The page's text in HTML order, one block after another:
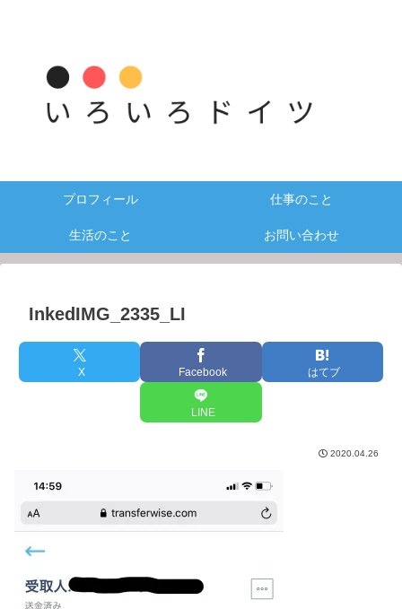
プロフィール 仕事のこと
生活のこと お問い合わせ
InkedIMG_2335_LI
X Facebook はてブ
LINE
2020.04.26